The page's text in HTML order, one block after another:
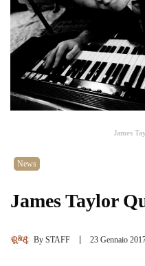
James
News
James Taylor
By STAFF 23 Gennaio